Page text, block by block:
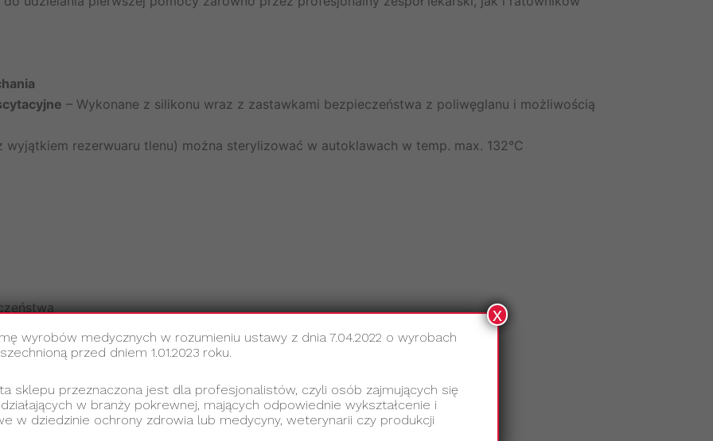
– Wykonane z silikonu wraz z zastawkami bezpieczeństwa z poliwęglanu i możliwością
wyjątkiem rezerwuaru tlenu) można sterylizować w autoklawach w temp. max. 132°C
wyrobów medycznych w rozumieniu ustawy z dnia 7.04.2022 o wyrobach
przed dniem 1.01.2023 roku.
sklepu przeznaczona jest dla profesjonalistów, czyli osób zajmujących się
w branży pokrewnej, mających odpowiednie wykształcenie i
w dziedzinie ochrony zdrowia lub medycyny, weterynarii czy produkcji
x